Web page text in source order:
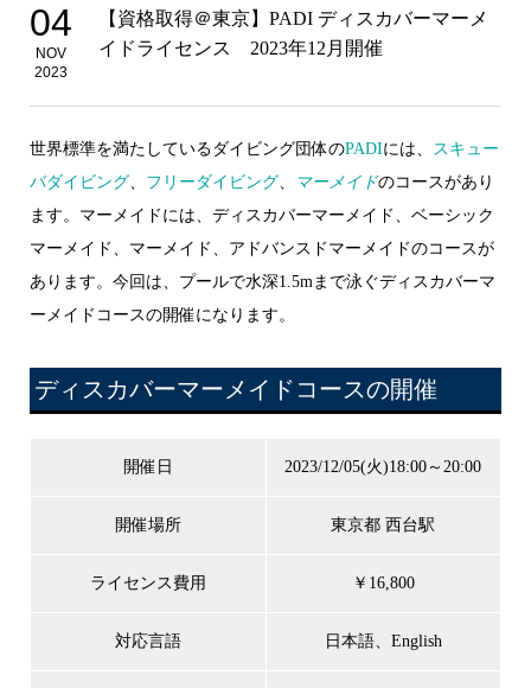
04
NOV
2023
【資格取得＠東京】PADI ディスカバーマーメ
イドライセンス 2023年12月開催
世界標準を満たしているダイビング団体のPADIには、 スキュー
バダイビング、 フリーダイビング、 マーメイドのコースがあり
ます。マーメイドには、ディスカバーマーメイド、ベーシック
マーメイド、マーメイド、アドバンスドマーメイドのコースが
あります。今回は、プールで水深1.5mまで泳ぐディスカバーマ
ーメイドコースの開催になります。
ディスカバーマーメイドコースの開催
開催日 2023/12/05(火)18:00～20:00
開催場所 東京都 西台駅
ライセンス費用 ￥16,800
対応言語 日本語、English